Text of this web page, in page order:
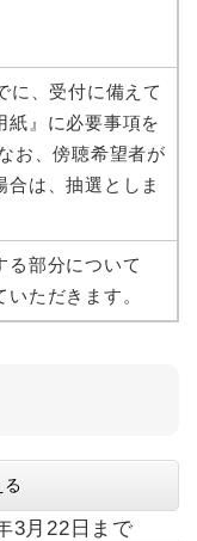
、受付に備えて
紙』に必要事項を
お、傍聴希望者が
合は、抽選としま
部分について
ただきます。
3月22日まで